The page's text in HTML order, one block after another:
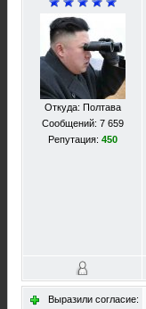
Откуда: Полтава
Сообщений: 7 659
Репутация: 450
Выразили согласие: